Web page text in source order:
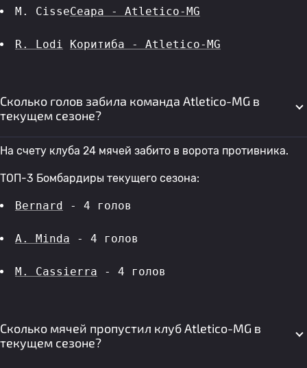
M. CisseСеара - Atletico-MG
R. Lodi Коритиба - Atletico-MG
Сколько голов забила команда Atletico-MG в
текущем сезоне?
На счету клуба 24 мячей забито в ворота противника.
ТОП-3 Бомбардиры текущего сезона:
Bernard - 4 голов
A. Minda - 4 голов
M. Cassierra - 4 голов
Сколько мячей пропустил клуб Atletico-MG в
текущем сезоне?